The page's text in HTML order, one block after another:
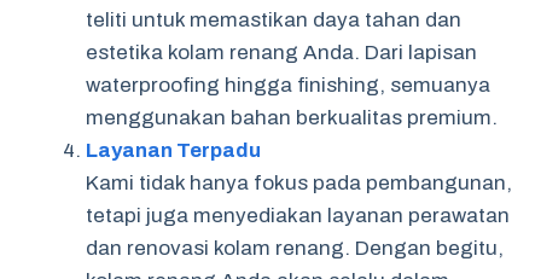
teliti untuk memastikan daya tahan dan
estetika kolam renang Anda. Dari lapisan
waterproofing hingga finishing, semuanya
menggunakan bahan berkualitas premium.
Layanan Terpadu
Kami tidak hanya fokus pada pembangunan,
tetapi juga menyediakan layanan perawatan
dan renovasi kolam renang. Dengan begitu,